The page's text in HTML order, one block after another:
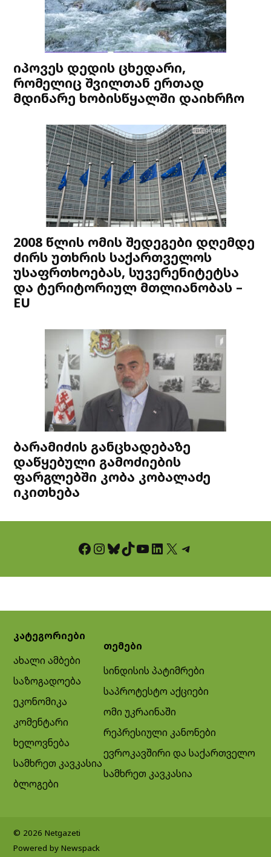
იპოვეს დედის ცხედარი,
რომელიც შვილთან ერთად
მდინარე ხობისწყალში დაიხრჩო
2008 წლის ომის შედეგები დღემდე
ძირს უთხრის საქართველოს
უსაფრთხოებას, სუვერენიტეტსა
და ტერიტორიულ მთლიანობას –
EU
ბარამიძის განცხადებაზე
დაწყებული გამოძიების
ფარგლებში კობა კობალაძე
იკითხება
Facebook InstagramBluesky TikTok YouTube LinkedIn X Telegram
კატეგორიები
ახალი ამბები
საზოგადოება
ეკონომიკა
კომენტარი
ხელოვნება
სამხრეთ კავკასია
ბლოგები
თემები
სინდისის პატიმრები
საპროტესტო აქციები
ომი უკრაინაში
რეპრესიული კანონები
ევროკავშირი და საქართველო
სამხრეთ კავკასია
© 2026 Netgazeti
Powered by Newspack